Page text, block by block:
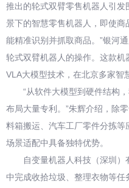
推出的轮式双臂零售机器人引发
景下的智慧零售机器人，即使
能精准识别并抓取商品。”银河
轮式双臂机器人的操作。这款
VLA大模型技术，在北京多家智
“从软件大模型到硬件结构，
布局大量专利。”朱辉介绍，除
料箱搬运、汽车工厂零件分拣
场景适配中具备独特优势。
自变量机器人科技（深圳）
中完成收拾垃圾、整理衣物等